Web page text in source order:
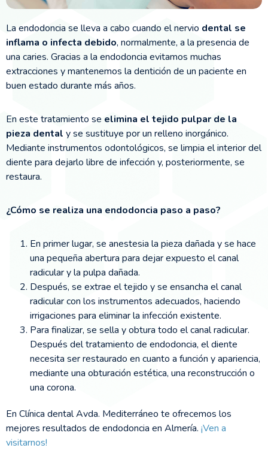
La endodoncia se lleva a cabo cuando el nervio dental se
inflama o infecta debido, normalmente, a la presencia de
una caries. Gracias a la endodoncia evitamos muchas
extracciones y mantenemos la dentición de un paciente en
buen estado durante más años.
En este tratamiento se elimina el tejido pulpar de la
pieza dental y se sustituye por un relleno inorgánico.
Mediante instrumentos odontológicos, se limpia el interior del
diente para dejarlo libre de infección y, posteriormente, se
restaura.
¿Cómo se realiza una endodoncia paso a paso?
En primer lugar, se anestesia la pieza dañada y se hace
una pequeña abertura para dejar expuesto el canal
radicular y la pulpa dañada.
Después, se extrae el tejido y se ensancha el canal
radicular con los instrumentos adecuados, haciendo
irrigaciones para eliminar la infección existente.
Para finalizar, se sella y obtura todo el canal radicular.
Después del tratamiento de endodoncia, el diente
necesita ser restaurado en cuanto a función y apariencia,
mediante una obturación estética, una reconstrucción o
una corona.
En Clínica dental Avda. Mediterráneo te ofrecemos los
mejores resultados de endodoncia en Almería. ¡Ven a
visitarnos!